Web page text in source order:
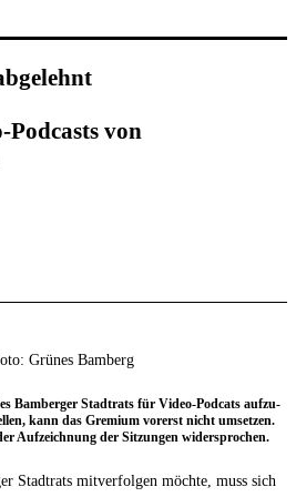
Pod­casts von
Grünes Bamberg
Bam­ber­ger Stadt­rats für Video-Pod­cats auf­zu­
kann das Gre­mi­um vor­erst nicht umset­zen.
Auf­zeich­nung der Sit­zun­gen widersprochen.
Stadt­rats mit­ver­fol­gen möch­te, muss sich